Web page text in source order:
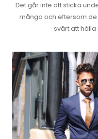
Det går inte att sticka
många och eftersom
svårt att